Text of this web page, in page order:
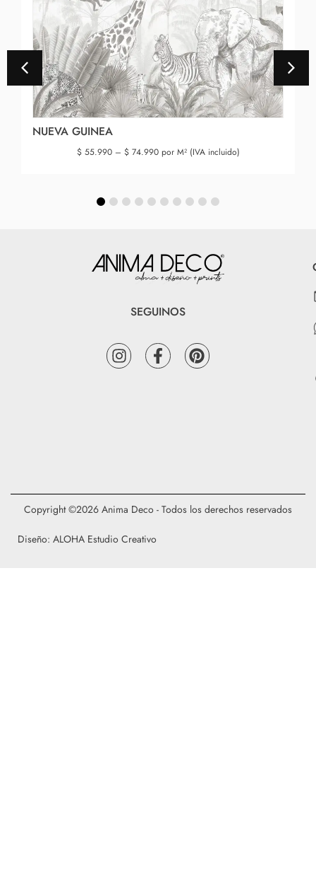
NUEVA GUINEA
$55.990 – $74.990por M² (IVA incluido)
SEGUINOS
Diseño: ALOHA Estudio Creativo
Copyright ©2026 Anima Deco - Todos los derechos reservados